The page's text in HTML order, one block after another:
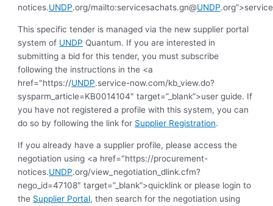
notices.UNDP.org/mailto:servicesachats.gn@UNDP
This specific tender is managed via the new supplier portal
system of UNDP Quantum. If you are interested in
submitting a bid for this tender, you must subscribe
following the instructions in the <a
href="https://UNDP.service-now.com/kb_view.do?
sysparm_article=KB0014104″ target=”_blank”>user guide. If
you have not registered a profile with this system, you can
do so by following the link for Supplier Registration.
If you already have a supplier profile, please access the
negotiation using <a href="https://procurement-
notices.UNDP.org/view_negotiation_dlink.cfm?
nego_id=47108″ target=”_blank”>quicklink or please login to
the Supplier Portal, then search for the negotiation using